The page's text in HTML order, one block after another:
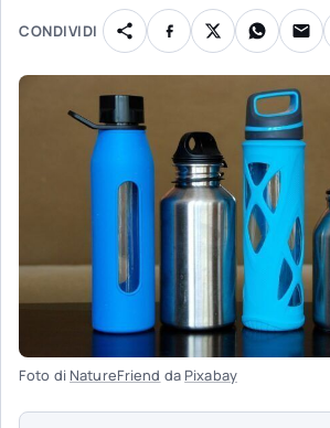
CONDIVIDI
Foto di NatureFriend da Pixabay